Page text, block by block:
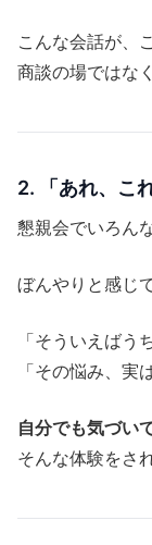
こんな会話が、
商談の場ではなく
2. 「あれ、こ
懇親会でいろん
ぼんやりと感じ
「そういえばう
「その悩み、
自分でも気づい
そんな体験をさ